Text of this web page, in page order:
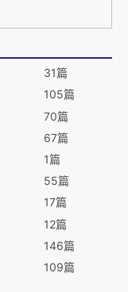
31篇
105篇
70篇
67篇
1篇
55篇
17篇
12篇
146篇
109篇